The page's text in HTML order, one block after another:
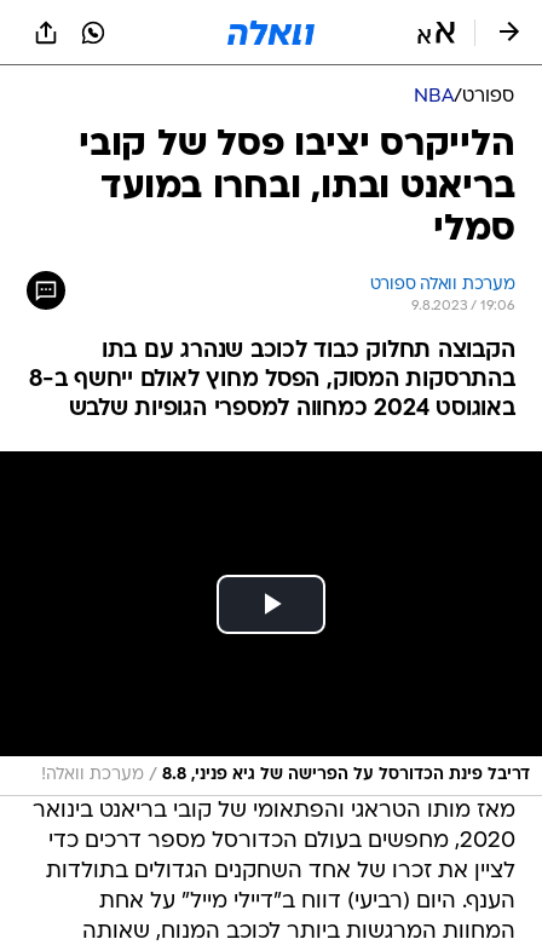
ספורט/
NBA
הלייקרס יציבו פסל של קובי
בריאנט ובתו, ובחרו במועד
סמלי
מערכת וואלה ספורט
9.8.2023 / 19:06
הקבוצה תחלוק כבוד לכוכב שנהרג עם בתו
בהתרסקות המסוק, הפסל מחוץ לאולם ייחשף ב-8
באוגוסט 2024 כמחווה למספרי הגופיות שלבש
דריבל פינת הכדורסל על הפרישה של גיא פניני, 8.8 / מערכת וואלה!
מאז מותו הטראגי והפתאומי של קובי בריאנט בינואר
2020, מחפשים בעולם הכדורסל מספר דרכים כדי
לציין את זכרו של אחד השחקנים הגדולים בתולדות
הענף. היום (רביעי) דווח ב"דיילי מייל" על אחת
המחוות המרגשות ביותר לכוכב המנוח, שאותה